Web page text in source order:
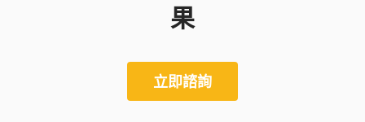
果
立即諮詢